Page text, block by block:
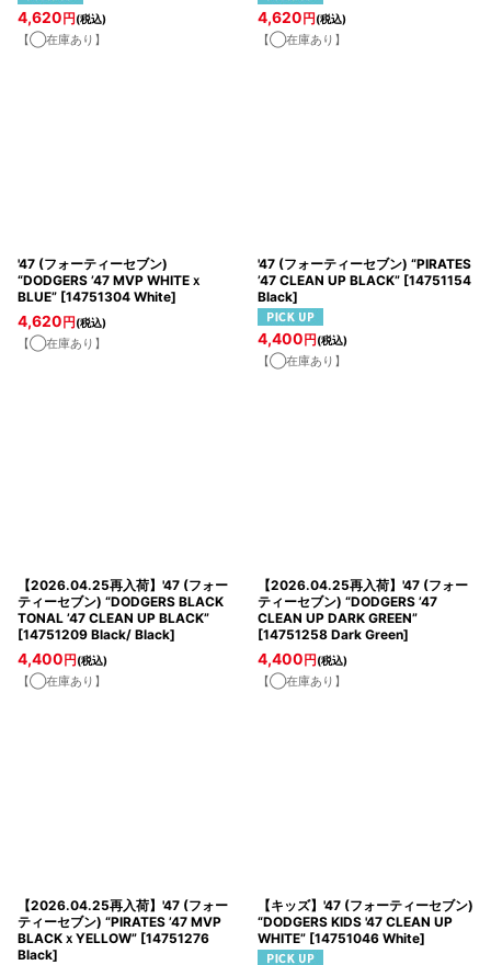
4,620円(税込)
【◯在庫あり】
4,620円(税込)
【◯在庫あり】
'47 (フォーティーセブン)
“DODGERS ’47 MVP WHITEｘ
BLUE” [14751304 White]
4,620円(税込)
【◯在庫あり】
'47 (フォーティーセブン) “PIRATES
’47 CLEAN UP BLACK” [14751154
Black]
4,400円(税込)
【◯在庫あり】
【2026.04.25再入荷】'47 (フォー
ティーセブン) “DODGERS BLACK
TONAL ’47 CLEAN UP BLACK”
[14751209 Black/ Black]
4,400円(税込)
【◯在庫あり】
【2026.04.25再入荷】'47 (フォー
ティーセブン) “DODGERS ’47
CLEAN UP DARK GREEN”
[14751258 Dark Green]
4,400円(税込)
【◯在庫あり】
【2026.04.25再入荷】'47 (フォー
ティーセブン) “PIRATES ’47 MVP
BLACKｘYELLOW” [14751276
Black]
【キッズ】'47 (フォーティーセブン)
“DODGERS KIDS '47 CLEAN UP
WHITE” [14751046 White]